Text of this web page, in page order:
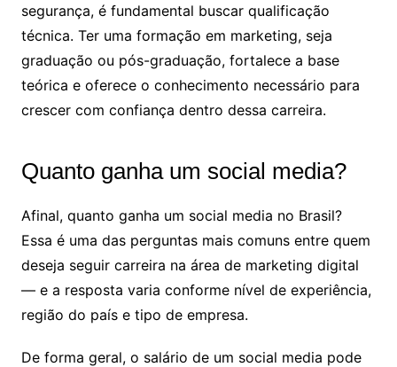
segurança, é fundamental buscar qualificação
técnica. Ter uma formação em marketing, seja
graduação ou pós-graduação, fortalece a base
teórica e oferece o conhecimento necessário para
crescer com confiança dentro dessa carreira.
Quanto ganha um social media?
Afinal, quanto ganha um social media no Brasil?
Essa é uma das perguntas mais comuns entre quem
deseja seguir carreira na área de marketing digital
— e a resposta varia conforme nível de experiência,
região do país e tipo de empresa.
De forma geral, o salário de um social media pode